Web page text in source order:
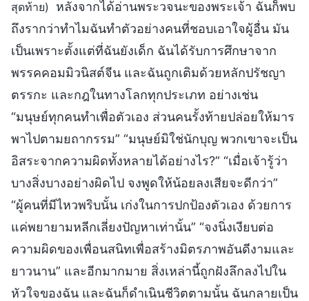
สุดท้าย)
หลังจากได้อ่านพระวจนะของพระเจ้า ฉันก็พบ
ถึงรากว่าทำไมฉันทำตัวอย่างคนที่ชอบเอาใจผู้อื่น มัน
เป็นเพราะตั้งแต่ที่ฉันยังเด็ก ฉันได้รับการศึกษาจาก
พรรคคอมมิวนิสต์จีน และฉันถูกเติมด้วยหลักปรัชญา
ตรรกะ และกฎในทางโลกทุกประเภท อย่างเช่น
“มนุษย์ทุกคนทำเพื่อตัวเอง ส่วนคนรั้งท้ายปล่อยให้มาร
พาไปตามยถากรรม” “มนุษย์มิใช่นักบุญ พวกเขาจะเป็น
อิสระจากความผิดทั้งหลายได้อย่างไร?” “เมื่อเจ้ารู้ว่า
บางสิ่งบางอย่างผิดไป จงพูดให้น้อยลงเสียจะดีกว่า”
“ผู้คนที่มีไหวพริบนั้น เก่งในการปกป้องตัวเอง ด้วยการ
แค่พยายามหลีกเลี่ยงปัญหาเท่านั้น” “จงนิ่งเงียบต่อ
ความผิดของเพื่อนสนิทเพื่อสร้างมิตรภาพอันดีงามและ
ยาวนาน” และอีกมากมาย สิ่งเหล่านี้ถูกฝังลึกลงไปใน
หัวใจของฉัน และฉันก็ดำเนินชีวิตตามนั้น ฉันกลายเป็น